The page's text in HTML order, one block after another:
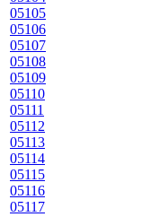
05105
05106
05107
05108
05109
05110
05111
05112
05113
05114
05115
05116
05117